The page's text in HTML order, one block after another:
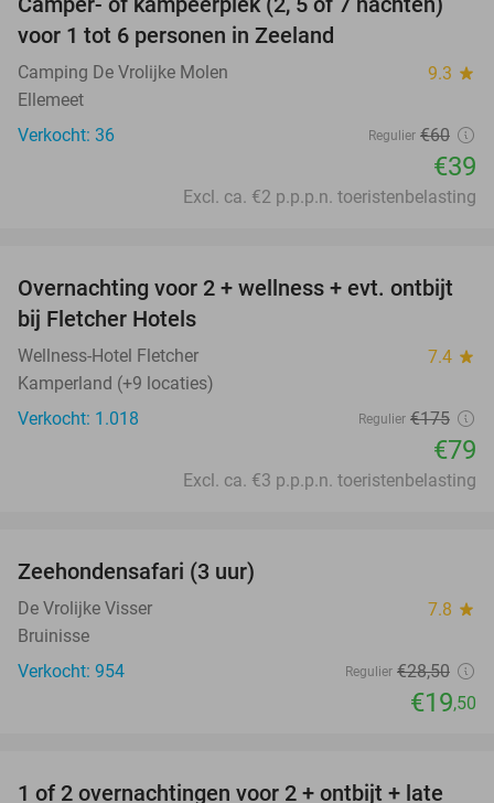
35%
voor 1 tot 6 personen in Zeeland
Camping De Vrolijke Molen 9.3 star
Ellemeet
Verkocht: 36
Regulier €60
€39
Excl. ca. €2 p.p.p.n. toeristenbelasting
55%
Overnachting voor 2 + wellness + evt. ontbijt
bij Fletcher Hotels
Wellness-Hotel Fletcher 7.4 star
Kamperland (+9 locaties)
Verkocht: 1.018
Regulier €175
€79
Excl. ca. €3 p.p.p.n. toeristenbelasting
Zeehondensafari (3 uur)
De Vrolijke Visser 7.8 star
Bruinisse
Verkocht: 954
Regulier €28,50
€19,50
1 of 2 overnachtingen voor 2 + ontbijt + late